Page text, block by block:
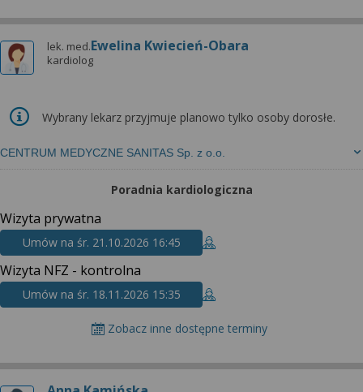
lek. med.Ewelina Kwiecień-Obara
kardiolog
CENTRUM MEDYCZNE SANITAS Sp. z o.o.
Wybrany lekarz przyjmuje planowo tylko osoby dorosłe.
Poradnia kardiologiczna
Wizyta prywatna
Umów na śr. 21.10.2026 16:45
Wizyta NFZ - kontrolna
Umów na śr. 18.11.2026 15:35
Zobacz inne dostępne terminy